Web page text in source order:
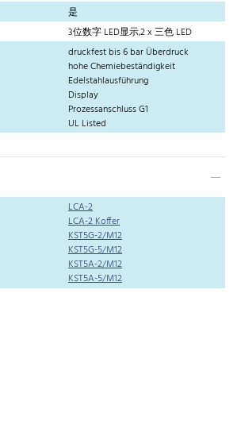
是
3位数字 LED显示,2 x 三色 LED
druckfest bis 6 bar Überdruck
hohe Chemiebeständigkeit
Edelstahlausführung
Display
Prozessanschluss G1
UL Listed
LCA-2
LCA-2 Koffer
KST5G-2/M12
KST5G-5/M12
KST5A-2/M12
KST5A-5/M12